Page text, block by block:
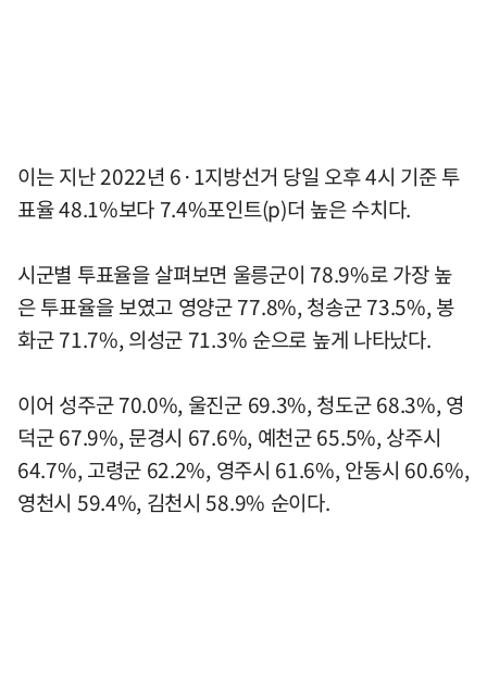
이는 지난 2022년 6·1지방선거 당일 오후 4시 기준 투
표율 48.1%보다 7.4%포인트(p)더 높은 수치다.
시군별 투표율을 살펴보면 울릉군이 78.9%로 가장 높
은 투표율을 보였고 영양군 77.8%, 청송군 73.5%, 봉
화군 71.7%, 의성군 71.3% 순으로 높게 나타났다.
이어 성주군 70.0%, 울진군 69.3%, 청도군 68.3%, 영
덕군 67.9%, 문경시 67.6%, 예천군 65.5%, 상주시
64.7%, 고령군 62.2%, 영주시 61.6%, 안동시 60.6%,
영천시 59.4%, 김천시 58.9% 순이다.